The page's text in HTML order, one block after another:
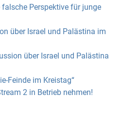
Perspektive für junge
über Israel und Palästina im
über Israel und Palästina
Feinde im Kreistag“
2 in Betrieb nehmen!